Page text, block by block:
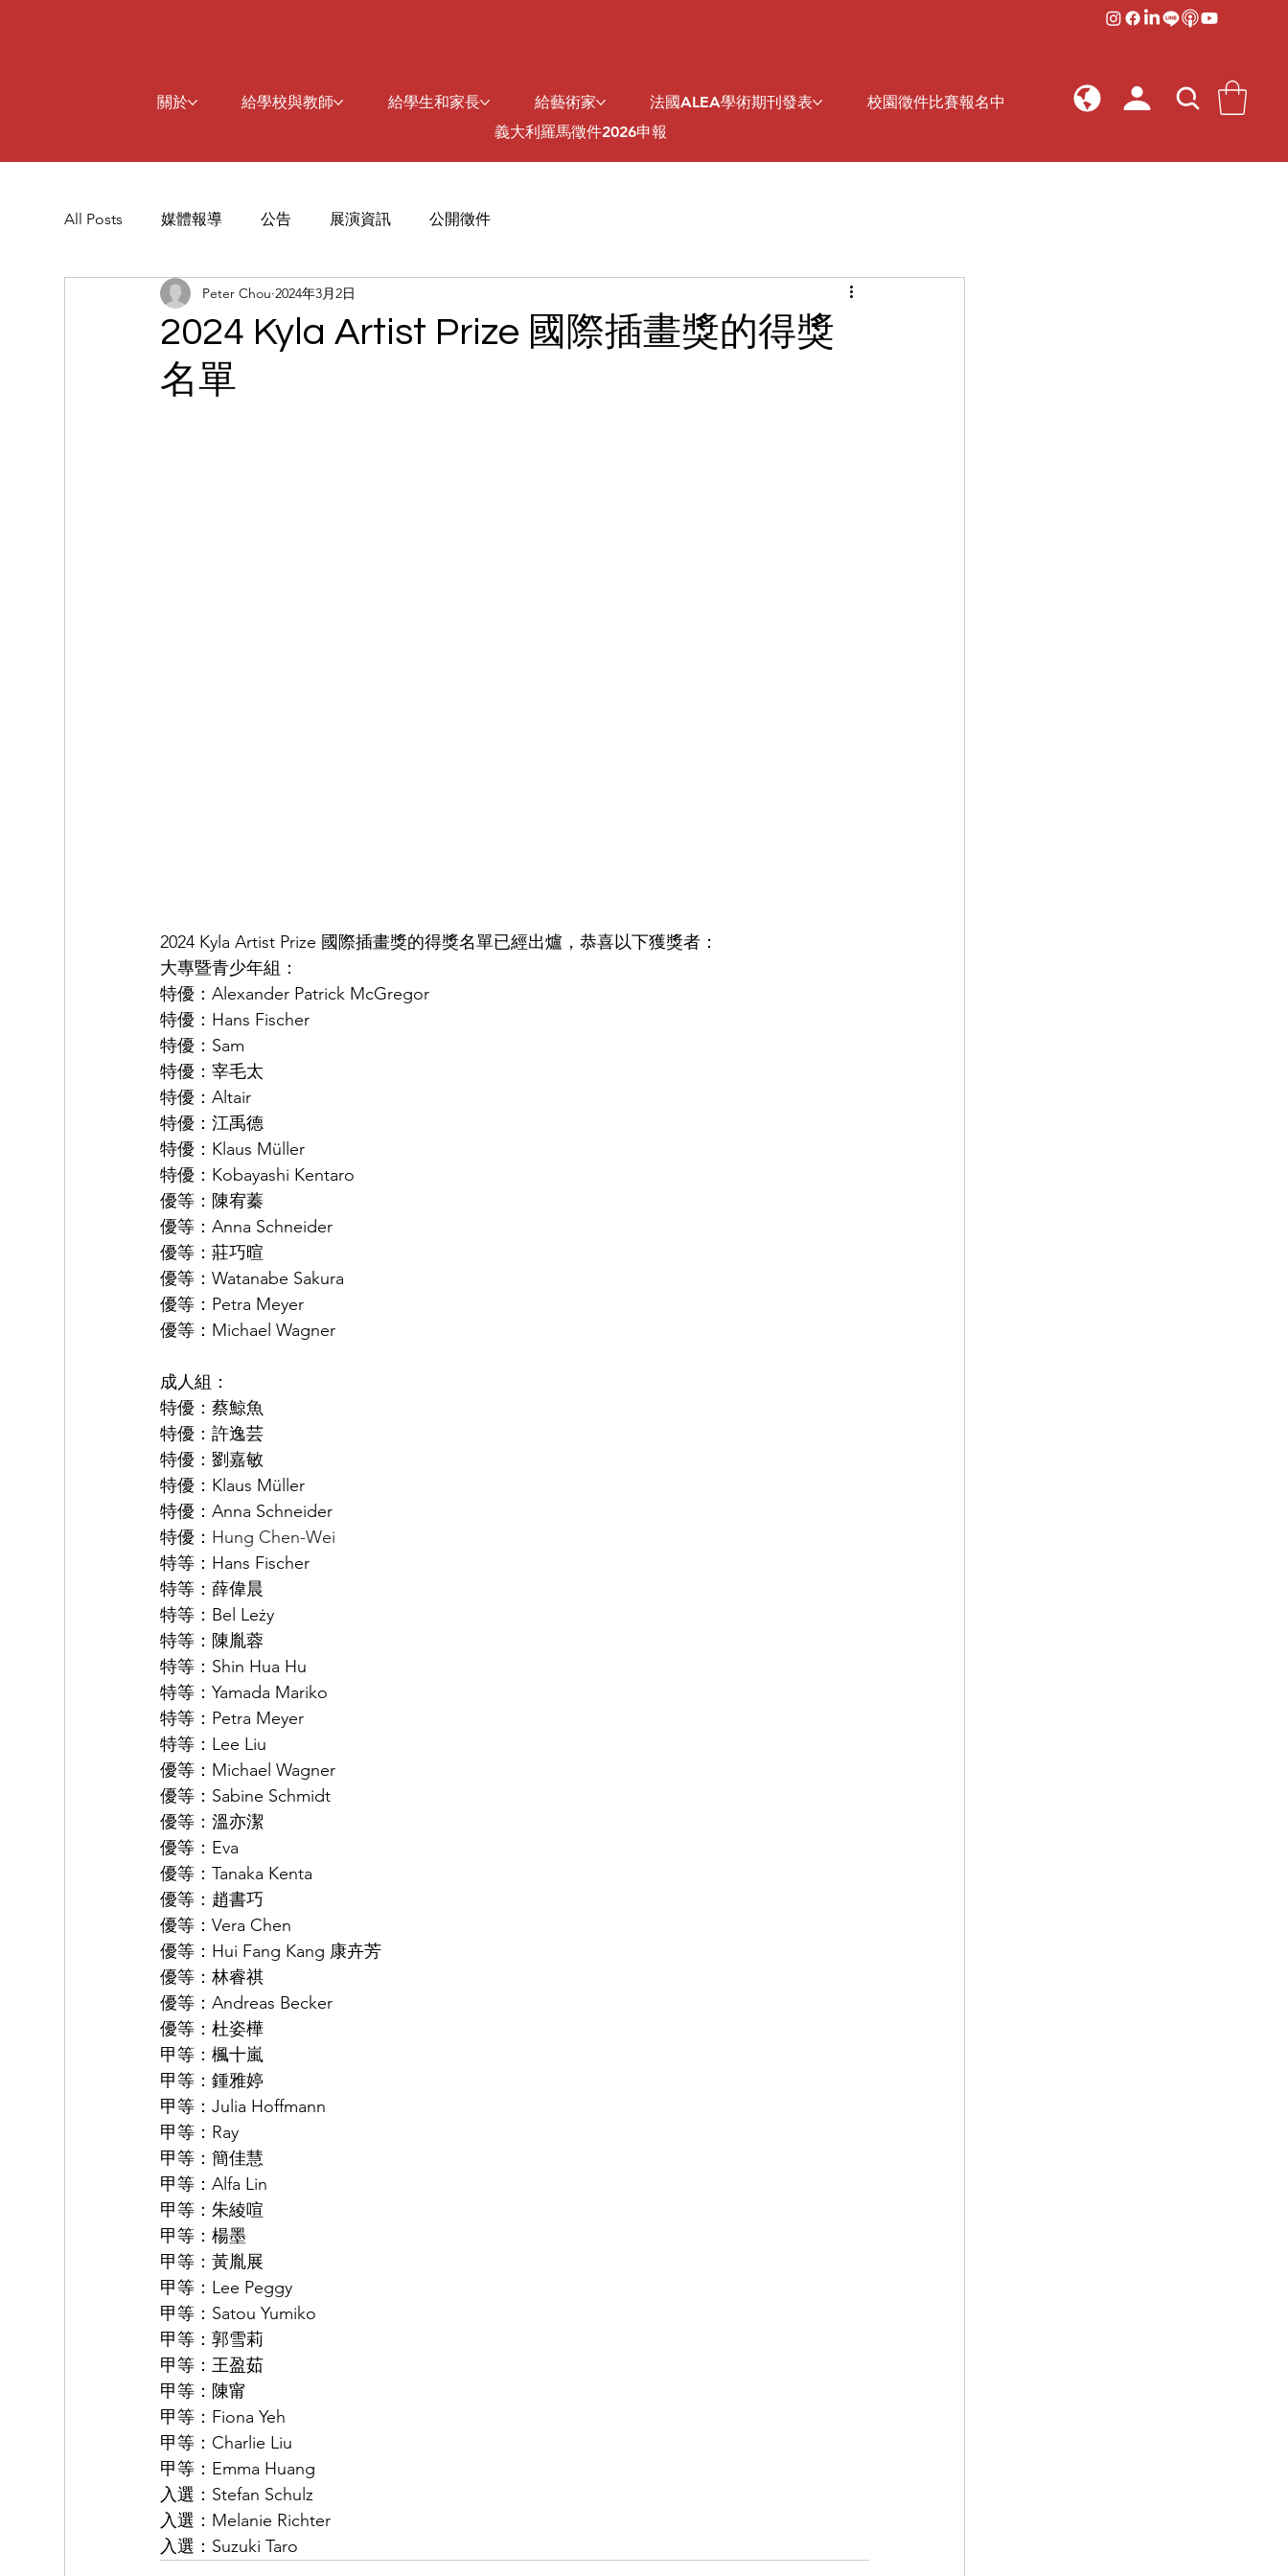
關於 給學校與教師 給學生和家長 給藝術家 法國ALEA學術期刊發表
校園徵件比賽報名中
義大利羅馬徵件2026申報
All Posts 媒體報導 公告 展演資訊 公開徵件
2024 Kyla Artist Prize 國際插畫獎的得獎
名單
Peter Chou 2024年3月2日
2024 Kyla Artist Prize 國際插畫獎的得獎名單已經出爐，恭喜以下獲獎者：
大專暨青少年組：
特優：Alexander Patrick McGregor
特優：Hans Fischer
特優：Sam
特優：宰毛太
特優：Altair
特優：江禹德
特優：Klaus Müller
特優：Kobayashi Kentaro
優等：陳宥蓁
優等：Anna Schneider
優等：莊巧暄
優等：Watanabe Sakura
優等：Petra Meyer
優等：Michael Wagner
成人組：
特優：蔡鯨魚
特優：許逸芸
特優：劉嘉敏
特優：Klaus Müller
特優：Anna Schneider
特優： Hung Chen-Wei
特等：Hans Fischer
特等：薛偉晨
特等：Bel Leży
特等：陳胤蓉
特等：Shin Hua Hu
特等：Yamada Mariko
特等：Petra Meyer
特等：Lee Liu
優等：Michael Wagner
優等：Sabine Schmidt
優等：溫亦潔
優等：Eva
優等：Tanaka Kenta
優等：趙書巧
優等：Vera Chen
優等：Hui Fang Kang 康卉芳
優等：林睿祺
優等：Andreas Becker
優等：杜姿樺
甲等：楓十嵐
甲等：鍾雅婷
甲等：Julia Hoffmann
甲等：Ray
甲等：簡佳慧
甲等：Alfa Lin
甲等：朱綾喧
甲等：楊墨
甲等：黃胤展
甲等：Lee Peggy
甲等：Satou Yumiko
甲等：郭雪莉
甲等：王盈茹
甲等：陳甯
甲等：Fiona Yeh
甲等：Charlie Liu
甲等：Emma Huang
入選：Stefan Schulz
入選：Melanie Richter
入選：Suzuki Taro